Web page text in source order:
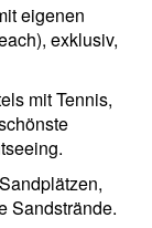
eigenen
exklusiv,
mit Tennis,
Sandstrände.